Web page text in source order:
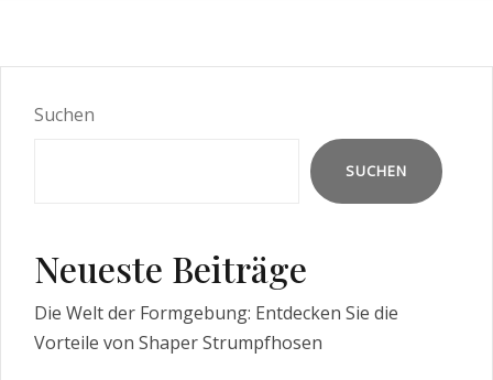
Suchen
SUCHEN
Neueste Beiträge
Die Welt der Formgebung: Entdecken Sie die
Vorteile von Shaper Strumpfhosen